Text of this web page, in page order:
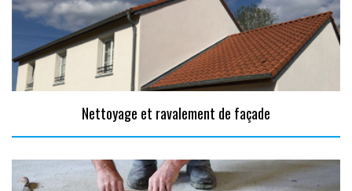
Nettoyage et ravalement de façade